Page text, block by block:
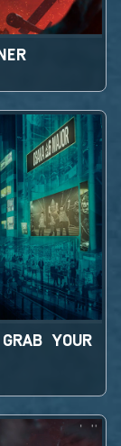
YOUR